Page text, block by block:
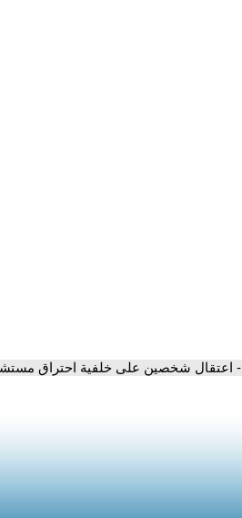
- اعتقال شخصين على خلفية احتراق